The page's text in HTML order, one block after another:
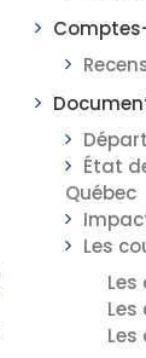
État
Québec
Les